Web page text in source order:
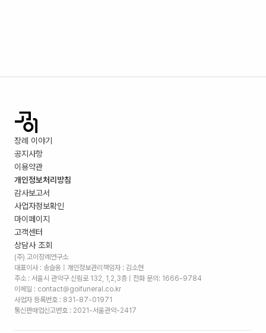
장례 이야기
공지사항
이용약관
개인정보처리방침
감사보고서
사업자정보확인
마이페이지
고객센터
상담사 조회
(주) 고이장례연구소
대표이사 : 송슬옹 | 개인정보관리책임자 : 김소현
주소 : 서울시 관악구 신림로 132, 1,2,3층 | 전화 문의: 1666-9784
이메일 : contact@goifuneral.co.kr
사업자 등록번호 : 831-87-01971
통신판매업신고번호 : 2021-서울관악-2417